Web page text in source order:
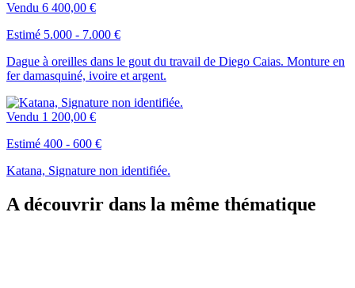
Vendu 6 400,00 €
Estimé 5.000 - 7.000 €
Dague à oreilles dans le gout du travail de Diego Caias. Monture en
fer damasquiné, ivoire et argent.
Vendu 1 200,00 €
Estimé 400 - 600 €
Katana, Signature non identifiée.
A découvrir dans la même thématique